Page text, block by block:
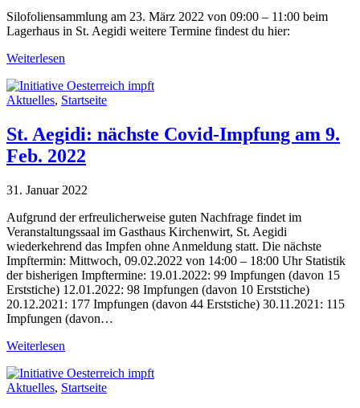
Silofoliensammlung am 23. März 2022 von 09:00 – 11:00 beim
Lagerhaus in St. Aegidi weitere Termine findest du hier:
Weiterlesen
Aktuelles, Startseite
St. Aegidi: nächste Covid-Impfung am 9.
Feb. 2022
31. Januar 2022
Aufgrund der erfreulicherweise guten Nachfrage findet im
Veranstaltungssaal im Gasthaus Kirchenwirt, St. Aegidi
wiederkehrend das Impfen ohne Anmeldung statt. Die nächste
Impftermin: Mittwoch, 09.02.2022 von 14:00 – 18:00 Uhr Statistik
der bisherigen Impftermine: 19.01.2022: 99 Impfungen (davon 15
Erststiche) 12.01.2022: 98 Impfungen (davon 10 Erststiche)
20.12.2021: 177 Impfungen (davon 44 Erststiche) 30.11.2021: 115
Impfungen (davon…
Weiterlesen
Aktuelles, Startseite